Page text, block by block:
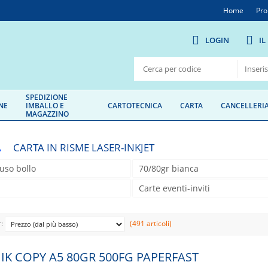
LOGIN IL
Home
SPEDIZIONE
IMBALLO E
MAGAZZINO
CARTOTECNICA CARTA
CARTA IN RISME LASER-INKJET
bollo
70/80gr bianca
Carte eventi-inviti
(491 articoli)
COPY A5 80GR 500FG PAPERFAST